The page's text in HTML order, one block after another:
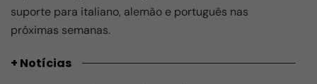
suporte para italiano, alemão e português nas
próximas semanas.
+ Notícias